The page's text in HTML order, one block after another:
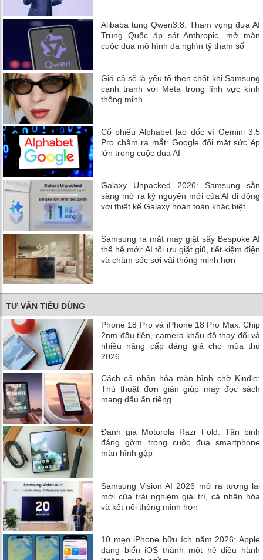
Alibaba tung Qwen3.8: Tham vọng đưa AI
Trung Quốc áp sát Anthropic, mở màn
cuộc đua mô hình đa nghìn tỷ tham số
Giá cả sẽ là yếu tố then chốt khi Samsung
cạnh tranh với Meta trong lĩnh vực kính
thông minh
Cổ phiếu Alphabet lao dốc vì Gemini 3.5
Pro chậm ra mắt: Google đối mặt sức ép
lớn trong cuộc đua AI
Galaxy Unpacked 2026: Samsung sẵn
sàng mở ra kỷ nguyên mới của AI di động
với thiết kế Galaxy hoàn toàn khác biệt
Samsung ra mắt máy giặt sấy Bespoke AI
thế hệ mới: AI tối ưu giặt giũ, tiết kiệm điện
và chăm sóc sợi vải thông minh hơn
TƯ VẤN TIÊU DÙNG
Phone 18 Pro và iPhone 18 Pro Max: Chip
2nm đầu tiên, camera khẩu độ thay đổi và
nhiều nâng cấp đáng giá cho mùa thu
2026
Cách cá nhân hóa màn hình chờ Kindle:
Thủ thuật đơn giản giúp máy đọc sách
mang dấu ấn riêng
Đánh giá Motorola Razr Fold: Tân binh
đáng gờm trong cuộc đua smartphone
màn hình gập
Samsung Vision AI 2026 mở ra tương lai
mới của trải nghiệm giải trí, cá nhân hóa
và kết nối thông minh hơn
10 mẹo iPhone hữu ích năm 2026: Apple
đang biến iOS thành một hệ điều hành